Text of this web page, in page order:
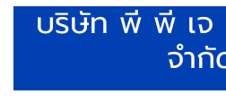
บริษัท พี พี เจ
จำกั